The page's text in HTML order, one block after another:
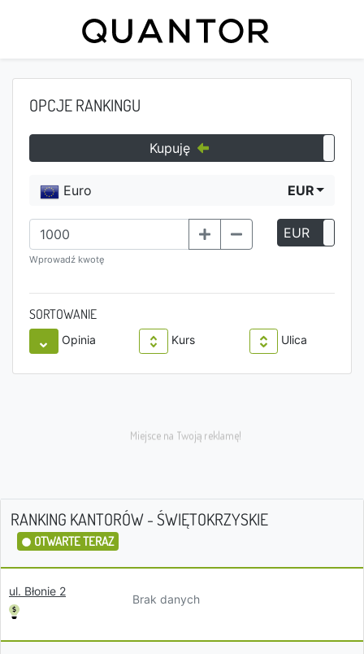
OPCJE RANKINGU
Kupuję
Euro EUR
Wprowadź kwotę
EUR
SORTOWANIE
Opinia Kurs Ulica
RANKING KANTORÓW - ŚWIĘTOKRZYSKIE
OTWARTE TERAZ
ul. Błonie 2
Brak danych